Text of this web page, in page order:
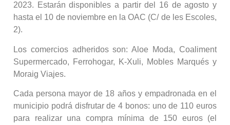
2023. Estarán disponibles a partir del 16 de agosto y
hasta el 10 de noviembre en la OAC (C/ de les Escoles,
2).
Los comercios adheridos son: Aloe Moda, Coaliment
Supermercado, Ferrohogar, K-Xuli, Mobles Marqués y
Moraig Viajes.
Cada persona mayor de 18 años y empadronada en el
municipio podrá disfrutar de 4 bonos: uno de 110 euros
para realizar una compra mínima de 150 euros (el